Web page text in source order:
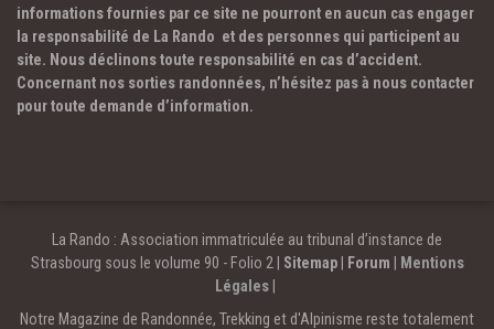
informations fournies par ce site ne pourront en aucun cas engager
la responsabilité de La Rando et des personnes qui participent au
site. Nous déclinons toute responsabilité en cas d’accident.
Concernant nos sorties randonnées, n’hésitez pas à nous contacter
pour toute demande d’information.
La Rando : Association immatriculée au tribunal d’instance de
Strasbourg sous le volume 90 - Folio 2 | Sitemap| Forum
Mentions
Légales
Notre Magazine de Randonnée, Trekking et d'Alpinisme reste totalement